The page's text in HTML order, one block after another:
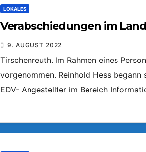
LOKALES
Verabschiedungen im
9. AUGUST 2022
Tirschenreuth. Im Rahmen eines
vorgenommen. Reinhold Hess
EDV- Angestellter im Bereich